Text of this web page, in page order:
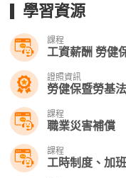
學習資源
課程
工資薪酬 勞健
證照資訊
勞健保暨勞基
課程
職業災害補償
課程
工時制度、加